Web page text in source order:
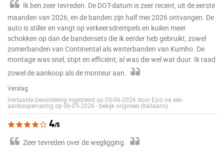
Ik ben zeer tevreden. De DOT-datum is zeer recent, uit de eerste
maanden van 2026, en de banden zijn half mei 2026 ontvangen. De
auto is stiller en vangt op verkeersdrempels en kuilen meer
schokken op dan de bandensets die ik eerder heb gebruikt, zowel
zomerbanden van Continental als winterbanden van Kumho. De
montage was snel, stipt en efficiënt, al was die wel wat duur. Ik raad
zowel de aankoop als de monteur aan.
Verslag
Vertaalde beoordeling ingediend op 05-06-2026 door Ezio na een
aankoopervaring op 06-05-2026 - bekijk origineel (Italiaans)
4/5
Zeer tevreden over de wegligging.